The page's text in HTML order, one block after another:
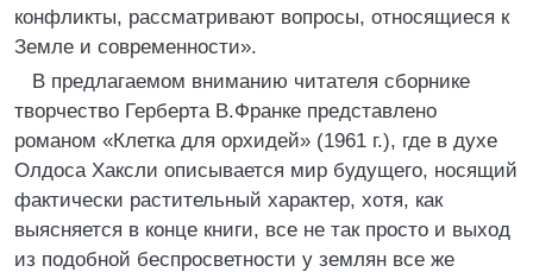
конфликты, рассматривают вопросы, относящиеся к
Земле и современности».
В предлагаемом вниманию читателя сборнике
творчество Герберта В.Франке представлено
романом «Клетка для орхидей» (1961 г.), где в духе
Олдоса Хаксли описывается мир будущего, носящий
фактически растительный характер, хотя, как
выясняется в конце книги, все не так просто и выход
из подобной беспросветности у землян все же